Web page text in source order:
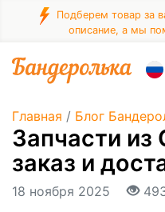
Подберем товар за
описание, а мы
Главная / Блог
Запчасти
заказ и
18 ноября 2025